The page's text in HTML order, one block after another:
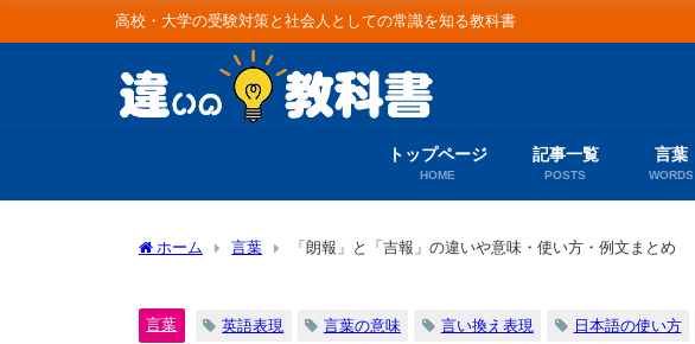
高校・大学の受験対策と社会人としての常識を知る教科書
トップページ
HOME
記事一覧
POSTS
言葉
WORDS
ホーム 言葉 「朗報」と「吉報」の違いや意味・使い方・例文まとめ
言葉 英語表現 言葉の意味 言い換え表現 日本語の使い方